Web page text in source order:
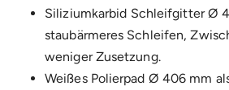
Siliziumkarbid Schleifgitter Ø
staubärmeres Schleifen,
weniger Zusetzung.
Weißes Polierpad Ø 406 mm